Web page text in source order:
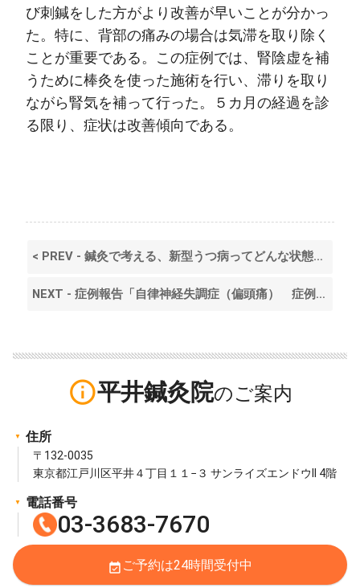
び刺鍼をした方がより改善が早いことが分かっ
た。特に、背部の痛みの場合は気滞を取り除く
ことが重要である。この症例では、腎陰虚を補
うために棒灸を使った施術を行い、滞りを取り
ながら腎気を補って行った。５カ月の経過を診
る限り、症状は改善傾向である。
< PREV - 鍼灸で考える、新型うつ病ってどんな状態？（うつ・感情・人間関係・倦怠感）ー東京・江戸川区・平井ー
NEXT - 症例報告「自律神経失調症（偏頭痛） 症例1」‐東京・江戸川区・平井‐ >
info_outline平井鍼灸院
住所
〒132-0035
東京都江戸川区平井４丁目１１−３ サンライズエンドウII 4階
電話番号
03-3683-7670
event_available ご予約は24時間受付中